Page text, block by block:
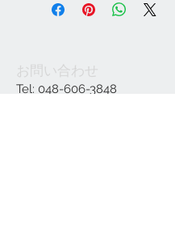
お問い合わせ
Tel: 048-606-3848